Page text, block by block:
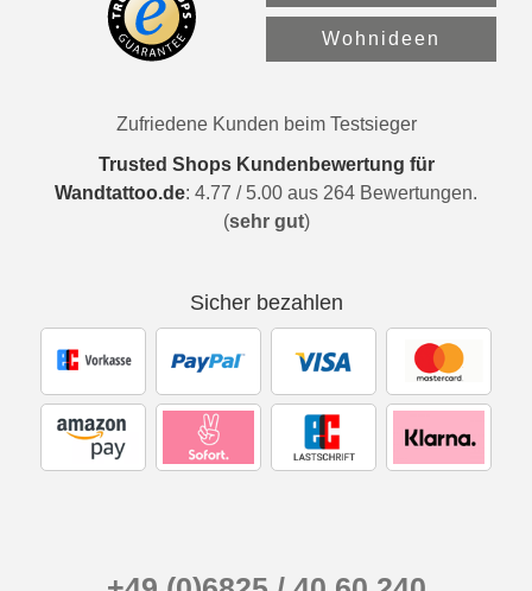
Wohnideen
Zufriedene Kunden beim Testsieger
Trusted Shops Kundenbewertung für
Wandtattoo.de: 4.77 / 5.00 aus 264 Bewertungen.
(sehr gut)
Sicher bezahlen